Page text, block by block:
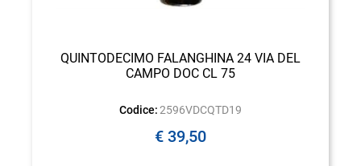
QUINTODECIMO FALANGHINA 24 VIA DEL
CAMPO DOC CL 75
Codice: 2596VDCQTD19
€ 39,50